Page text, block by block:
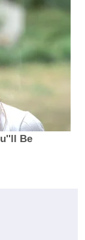
Be